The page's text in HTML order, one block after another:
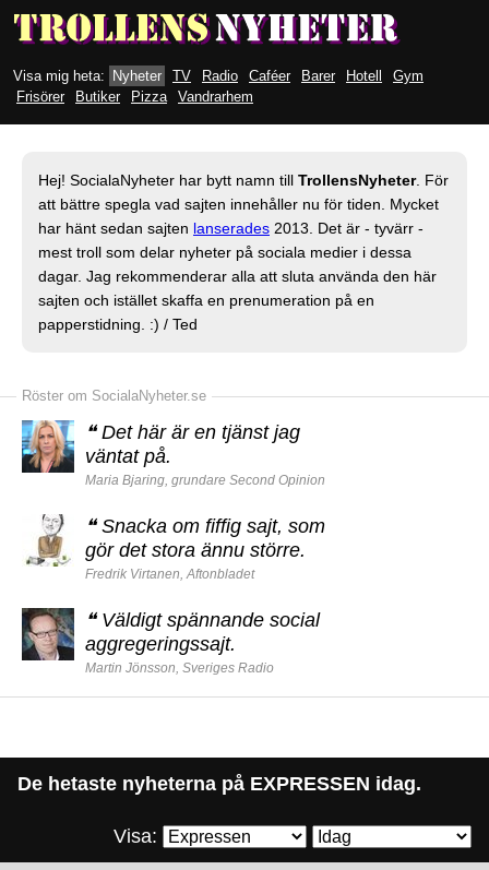
Visa mig heta: Nyheter TV Radio Caféer Barer Hotell
Gym
Frisörer
Butiker Pizza Vandrarhem
Hej! SocialaNyheter har bytt namn till TrollensNyheter. För
att bättre spegla vad sajten innehåller nu för tiden. Mycket
har hänt sedan sajten lanserades 2013. Det är - tyvärr -
mest troll som delar nyheter på sociala medier i dessa
dagar. Jag rekommenderar alla att sluta använda den här
sajten och istället skaffa en prenumeration på en
papperstidning. :) / Ted
Röster om SocialaNyheter.se
❝ Det här är en tjänst jag
väntat på.
Maria Bjaring, grundare Second Opinion
❝ Snacka om fiffig sajt, som
gör det stora ännu större.
Fredrik Virtanen, Aftonbladet
❝ Väldigt spännande social
aggregeringssajt.
Martin Jönsson, Sveriges Radio
De hetaste nyheterna på EXPRESSEN idag.
Visa: